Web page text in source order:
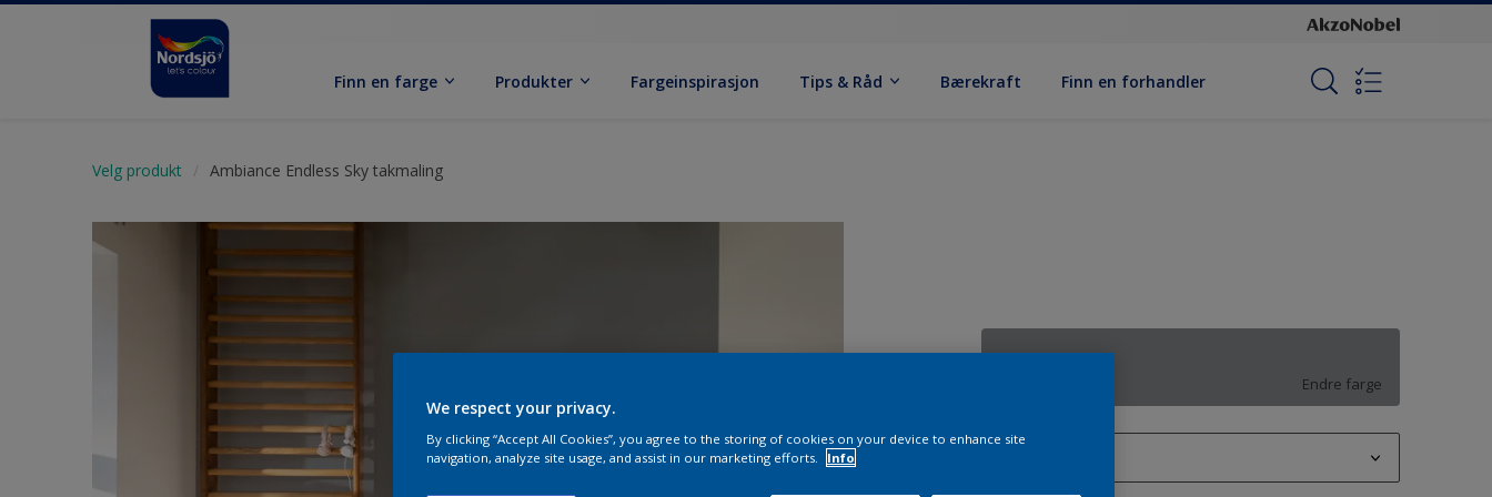
Finn en farge Produkter Fargeinspirasjon Tips & Råd Bærekraft Finn en forhandler
Velg produkt Ambiance Endless Sky takmaling
TN.02.54
Endre farge
We respect your privacy.
By clicking “Accept All Cookies”, you agree to the storing of cookies on your device to enhance site
navigation, analyze site usage, and assist in our marketing efforts.
Info